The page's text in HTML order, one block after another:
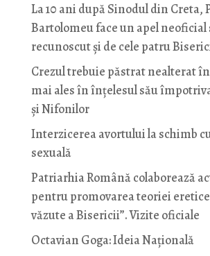
La 10 ani după Sinodul din Creta,
Bartolomeu face un apel neoficial
recunoscut și de cele patru
Crezul trebuie păstrat nealterat
mai ales în înțelesul său
și Nifonilor
Interzicerea avortului la schimb
sexuală
Patriarhia Română colaborează
pentru promovarea teoriei
văzute a Bisericii”. Vizite oficiale
Octavian Goga: Ideia Naţională